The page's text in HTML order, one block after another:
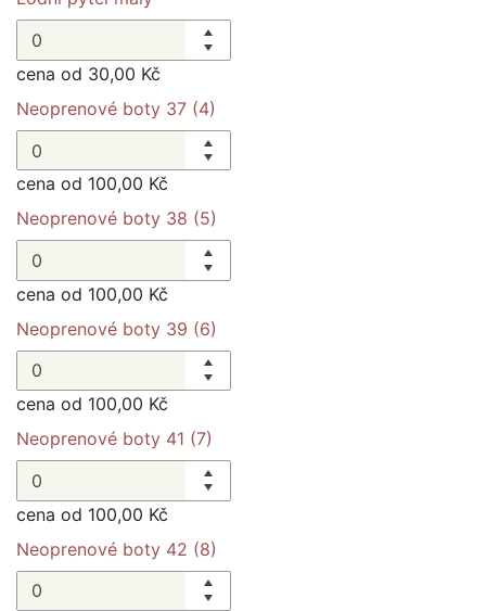
cena od 30,00 Kč
Neoprenové boty 37 (4)
cena od 100,00 Kč
Neoprenové boty 38 (5)
cena od 100,00 Kč
Neoprenové boty 39 (6)
cena od 100,00 Kč
Neoprenové boty 41 (7)
cena od 100,00 Kč
Neoprenové boty 42 (8)